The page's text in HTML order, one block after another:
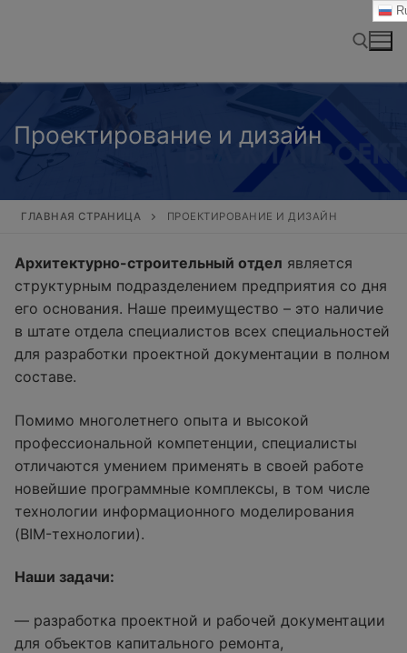
Проектирование и дизайн
ГЛАВНАЯ СТРАНИЦА ПРОЕКТИРОВАНИЕ И ДИЗАЙН
Архитектурно-строительный отдел является
структурным подразделением предприятия со дня
его основания. Наше преимущество – это наличие
в штате отдела специалистов всех специальностей
для разработки проектной документации в полном
составе.
Помимо многолетнего опыта и высокой
профессиональной компетенции, специалисты
отличаются умением применять в своей работе
новейшие программные комплексы, в том числе
технологии информационного моделирования
(BIM-технологии).
Наши задачи:
— разработка проектной и рабочей документации
для объектов капитального ремонта,